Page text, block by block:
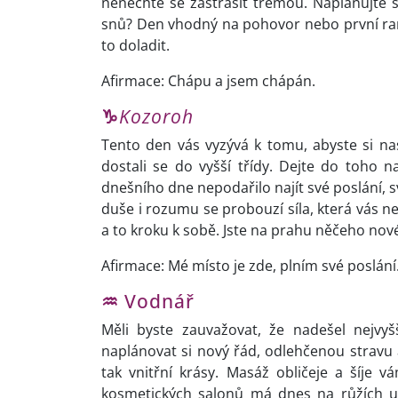
snů? Den vhodný na pohovor nebo první
to doladit.
Afirmace: Chápu a jsem chápán.
♑Kozoroh
Tento den vás vyzývá k tomu, abyste si
dostali se do vyšší třídy. Dejte do toho
dnešního dne nepodařilo najít své poslání,
duše i rozumu se probouzí síla, která vás
a to kroku k sobě. Jste na prahu něčeho
Afirmace: Mé místo je zde, plním své
♒ Vodnář
Měli byste zauvažovat, že nadešel
naplánovat si nový řád, odlehčenou
tak vnitřní krásy. Masáž obličeje a šíje
kosmetických salonů má dnes na růžích